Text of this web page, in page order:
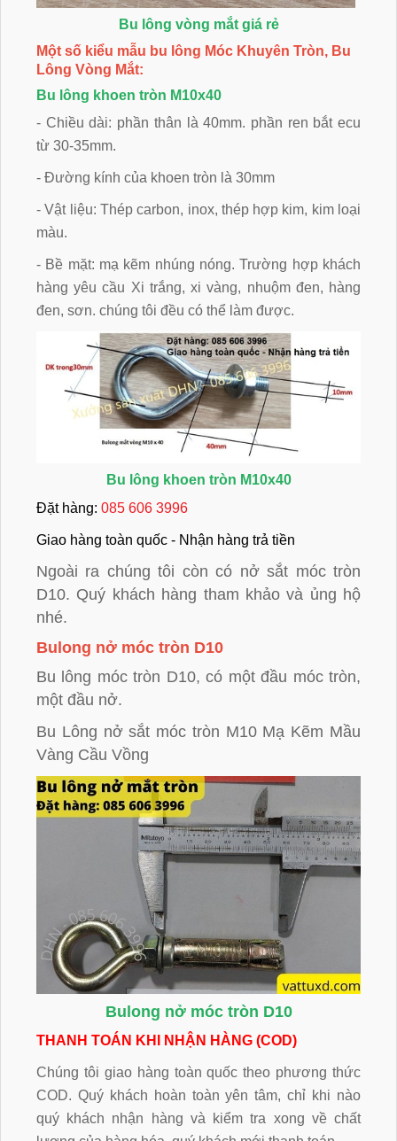
Bu lông vòng mắt giá rẻ
Một số kiểu mẫu bu lông Móc Khuyên Tròn, Bu
Lông Vòng Mắt:
Bu lông khoen tròn M10x40
- Chiều dài: phần thân là 40mm. phần ren bắt ecu
từ 30-35mm.
- Đường kính của khoen tròn là 30mm
- Vật liệu: Thép carbon, inox, thép hợp kim, kim loại
màu.
- Bề mặt: mạ kẽm nhúng nóng. Trường hợp khách
hàng yêu cầu Xi trắng, xi vàng, nhuộm đen, hàng
đen, sơn. chúng tôi đều có thể làm được.
Bu lông khoen tròn M10x40
Đặt hàng: 085 606 3996
Giao hàng toàn quốc - Nhận hàng trả tiền
Ngoài ra chúng tôi còn có nở sắt móc tròn
D10. Quý khách hàng tham khảo và ủng hộ
nhé.
Bulong nở móc tròn D10
Bu lông móc tròn D10, có một đầu móc tròn,
một đầu nở.
Bu Lông nở sắt móc tròn M10 Mạ Kẽm Mầu
Vàng Cầu Vồng
Bulong nở móc tròn D10
THANH TOÁN KHI NHẬN HÀNG (COD)
Chúng tôi giao hàng toàn quốc theo phương thức
COD. Quý khách hoàn toàn yên tâm, chỉ khi nào
quý khách nhận hàng và kiểm tra xong về chất